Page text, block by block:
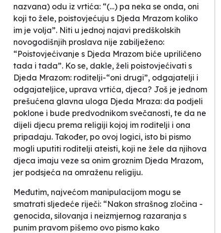
nazvana) odu iz vrtića: “(…) pa neka se onda, oni
koji to žele, poistovjećuju s Djeda Mrazom koliko
im je volja”. Niti u jednoj najavi predškolskih
novogodišnjih proslava nije zabilježeno:
“Poistovjećivanje s Djeda Mrazom biće upriličeno
tada i tada”. Ko se, dakle, želi poistovjećivati s
Djeda Mrazom: roditelji-“oni drugi”, odgajatelji i
odgajateljice, uprava vrtića, djeca? Još je jednom
prešućena glavna uloga Djeda Mraza: da podjeli
poklone i bude predvodnikom svečanosti, te da ne
dijeli djecu prema religiji kojoj im roditelji i ona
pripadaju. Također, po ovoj logici, isto bi pismo
mogli uputiti roditelji ateisti, koji ne žele da njihova
djeca imaju veze sa onim groznim Djeda Mrazom,
jer podsjeća na omraženu religiju.
Međutim, najvećom manipulacijom mogu se
smatrati sljedeće riječi: “Nakon strašnog zločina -
genocida, silovanja i neizmjernog razaranja s
punim pravom pišemo ovo pismo kako